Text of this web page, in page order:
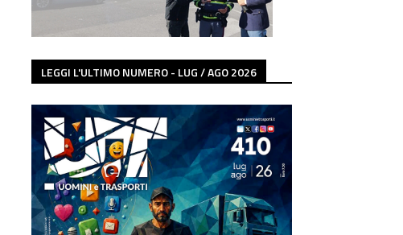
LEGGI L'ULTIMO NUMERO - LUG / AGO 2026